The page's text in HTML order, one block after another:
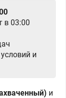
в 03:00
и
и